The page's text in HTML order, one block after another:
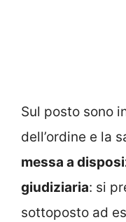
Sul posto sono
dell’ordine e la
messa a
giudiziaria: si
sottoposto ad